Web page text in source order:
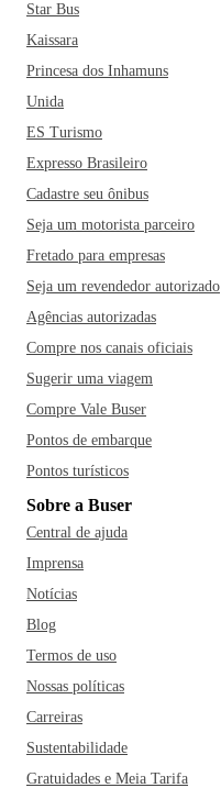
Star Bus
Kaissara
Princesa dos Inhamuns
Unida
ES Turismo
Expresso Brasileiro
Cadastre seu ônibus
Seja um motorista parceiro
Fretado para empresas
Seja um revendedor autorizado
Agências autorizadas
Compre nos canais oficiais
Sugerir uma viagem
Compre Vale Buser
Pontos de embarque
Pontos turísticos
Sobre a Buser
Central de ajuda
Imprensa
Notícias
Blog
Termos de uso
Nossas políticas
Carreiras
Sustentabilidade
Gratuidades e Meia Tarifa